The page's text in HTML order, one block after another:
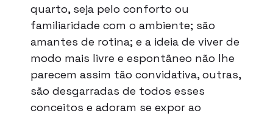
quarto, seja pelo conforto ou
familiaridade com o ambiente; são
amantes de rotina; e a ideia de viver de
modo mais livre e espontâneo não lhe
parecem assim tão convidativa, outras,
são desgarradas de todos esses
conceitos e adoram se expor ao